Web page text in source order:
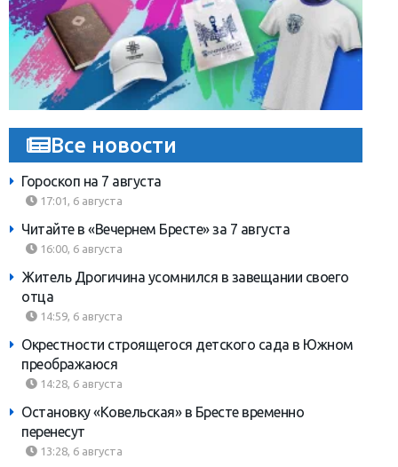
Все новости
Гороскоп на 7 августа
17:01, 6 августа
Читайте в «Вечернем Бресте» за 7 августа
16:00, 6 августа
Житель Дрогичина усомнился в завещании своего
отца
14:59, 6 августа
Окрестности строящегося детского сада в Южном
преображаюся
14:28, 6 августа
Остановку «Ковельская» в Бресте временно
перенесут
13:28, 6 августа